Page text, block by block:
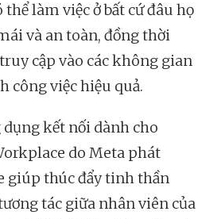
làm việc ở bất cứ đâu họ
và an toàn, đồng thời
cập vào các không gian
công việc hiệu quả.
kết nối dành cho
do Meta phát
giúp thúc đẩy tinh thần
tác giữa nhân viên của